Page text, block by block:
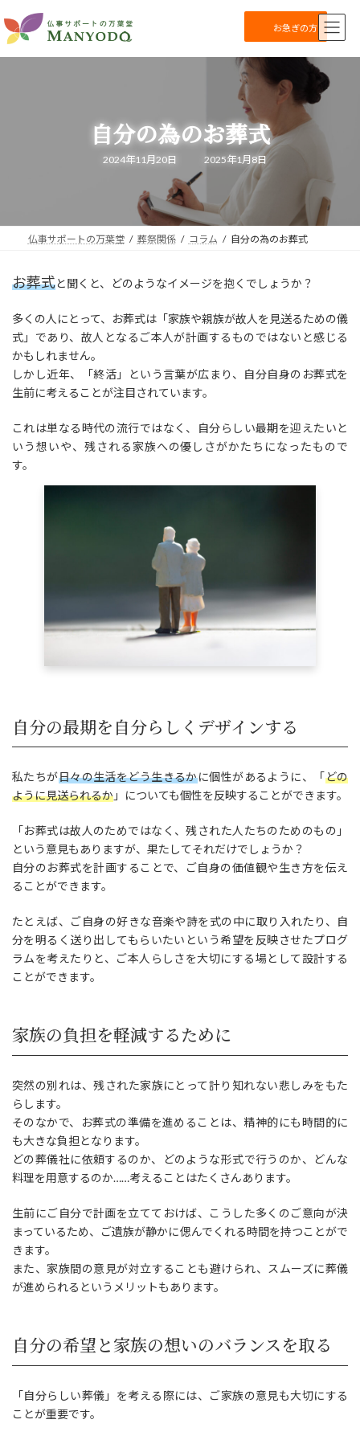
ン
テ
ン
ビ
ゲ
ー
お急ぎの方
自分の為のお葬式
2024年11月20日
最
時
2025年1月8日
仏事サポートの万葉堂 葬祭関係 コラム 自分の為のお葬式
お葬式と聞くと、どのようなイメージを抱くでしょうか？
多くの人にとって、お葬式は「家族や親族が故人を見送るための儀
式」であり、故人となるご本人が計画するものではないと感じる
かもしれません。
しかし近年、「終活」という言葉が広まり、自分自身のお葬式を
生前に考えることが注目されています。
これは単なる時代の流行ではなく、自分らしい最期を迎えたいと
いう想いや、残される家族への優しさがかたちになったもので
す。
自分の最期を自分らしくデザインする
私たちが日々の生活をどう生きるかに個性があるように、「どの
ように見送られるか 」についても個性を反映することができます。
「お葬式は故人のためではなく、残された人たちのためのもの」
という意見もありますが、果たしてそれだけでしょうか？
自分のお葬式を計画することで、ご自身の価値観や生き方を伝え
ることができます。
たとえば、ご自身の好きな音楽や詩を式の中に取り入れたり、自
分を明るく送り出してもらいたいという希望を反映させたプログ
ラムを考えたりと、ご本人らしさを大切にする場として設計する
ことができます。
家族の負担を軽減するために
突然の別れは、残された家族にとって計り知れない悲しみをもた
らします。
そのなかで、お葬式の準備を進めることは、精神的にも時間的に
も大きな負担となります。
どの葬儀社に依頼するのか、どのような形式で行うのか、どんな
料理を用意するのか……考えることはたくさんあります。
生前にご自分で計画を立てておけば、こうした多くのご意向が決
まっているため、ご遺族が静かに偲んでくれる時間を持つことがで
きます。
また、家族間の意見が対立することも避けられ、スムーズに葬儀
が進められるというメリットもあります。
自分の希望と家族の想いのバランスを取る
「自分らしい葬儀」を考える際には、ご家族の意見も大切にする
ことが重要です。